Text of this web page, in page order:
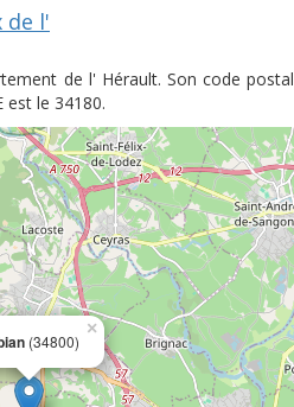
de l'
de l' Hérault. Son code postal
est le 34180.
(34800)
×